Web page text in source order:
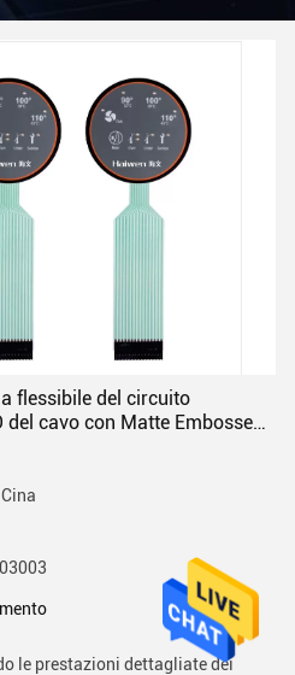
Embossed Button
flessibile del circuito
del cavo con Matte Embossed
le prestazioni dettagliate dei